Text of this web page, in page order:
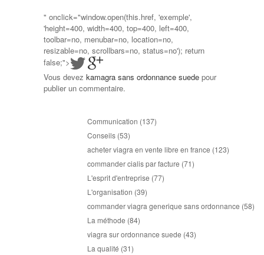
" onclick="window.open(this.href, 'exemple',
'height=400, width=400, top=400, left=400,
toolbar=no, menubar=no, location=no,
resizable=no, scrollbars=no, status=no'); return
false;">
Vous devez kamagra sans ordonnance suede pour
publier un commentaire.
Communication (137)
Conseils (53)
acheter viagra en vente libre en france (123)
commander cialis par facture (71)
L'esprit d'entreprise (77)
L'organisation (39)
commander viagra generique sans ordonnance (58)
La méthode (84)
viagra sur ordonnance suede (43)
La qualité (31)